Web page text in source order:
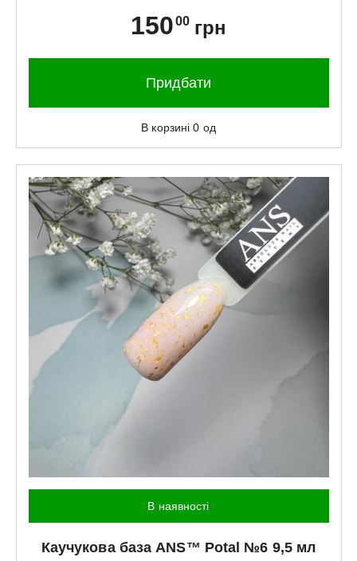
15000 грн
Придбати
В корзині0 од
В наявності
Каучукова базаANS™ Potal №6 9,5 мл